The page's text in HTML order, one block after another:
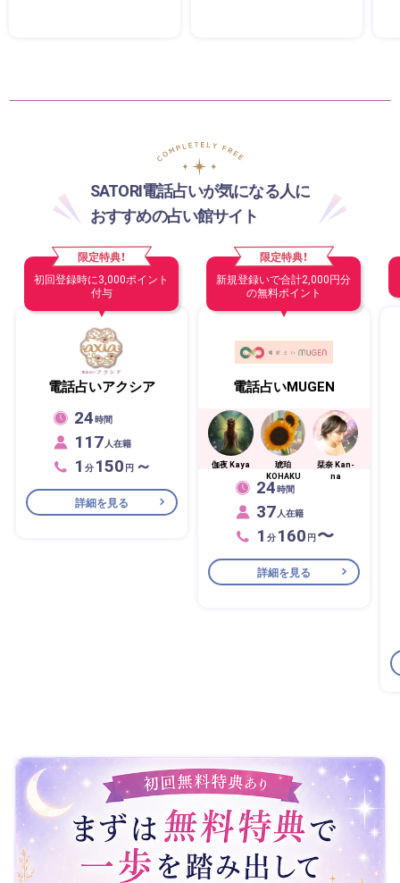
SATORI電話占いが気になる人に
おすすめの占い館サイト
限定特典！
初回登録時に3,000ポイント
付与
電話占いアクシア
24時間
117人在籍
1 分 150 円 ～
詳細を見る
限定特典！
新規登録いで合計2,000円分
の無料ポイント
電話占いMUGEN
伽夜 Kaya
琥珀
KOHAKU
栞奈 Kan-
na
24時間
37人在籍
1 分 160 円〜
詳細を見る